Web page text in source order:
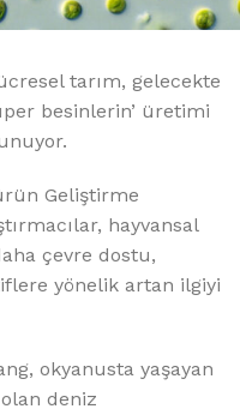
tarım, gelecekte
besinlerin’ üretimi
Geliştirme
hayvansal
çevre dostu,
yönelik artan ilgiyi
okyanusta yaşayan
deniz